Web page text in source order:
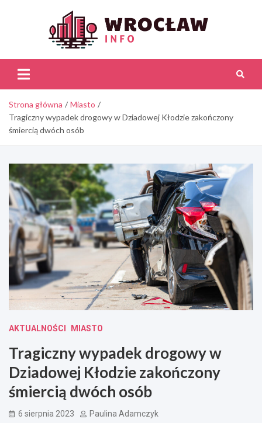
Strona główna
Miasto
Tragiczny wypadek drogowy w Dziadowej Kłodzie zakończony
śmiercią dwóch osób
AKTUALNOŚCI MIASTO
Tragiczny wypadek drogowy w
Dziadowej Kłodzie zakończony
śmiercią dwóch osób
6 sierpnia 2023 Paulina Adamczyk